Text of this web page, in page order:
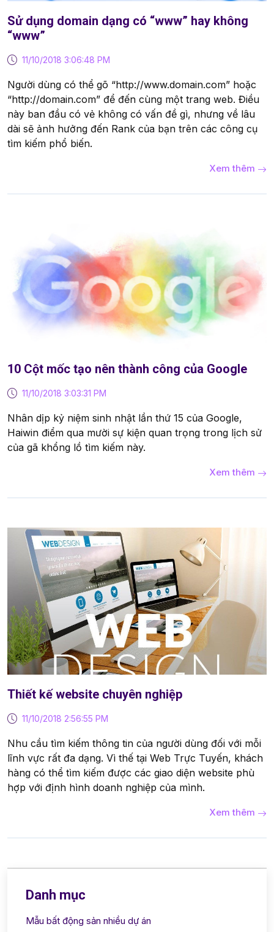
Sử dụng domain dạng có “www” hay không
“www”
11/10/2018 3:06:48 PM
Người dùng có thể gõ “http://www.domain.com” hoặc
“http://domain.com” để đến cùng một trang web. Điều
này ban đầu có vẻ không có vấn đề gì, nhưng về lâu
dài sẽ ảnh hưởng đến Rank của bạn trên các công cụ
tìm kiếm phổ biến.
Xem thêm
10 Cột mốc tạo nên thành công của Google
11/10/2018 3:03:31 PM
Nhân dịp kỷ niệm sinh nhật lần thứ 15 của Google,
Haiwin điểm qua mười sự kiện quan trọng trong lịch sử
của gã khổng lồ tìm kiếm này.
Xem thêm
Thiết kế website chuyên nghiệp
11/10/2018 2:56:55 PM
Nhu cầu tìm kiếm thông tin của người dùng đối với mỗi
lĩnh vực rất đa dạng. Vì thế tại Web Trực Tuyến, khách
hàng có thể tìm kiếm được các giao diện website phù
hợp với định hình doanh nghiệp của mình.
Xem thêm
Danh mục
Mẫu bất động sản nhiều dự án